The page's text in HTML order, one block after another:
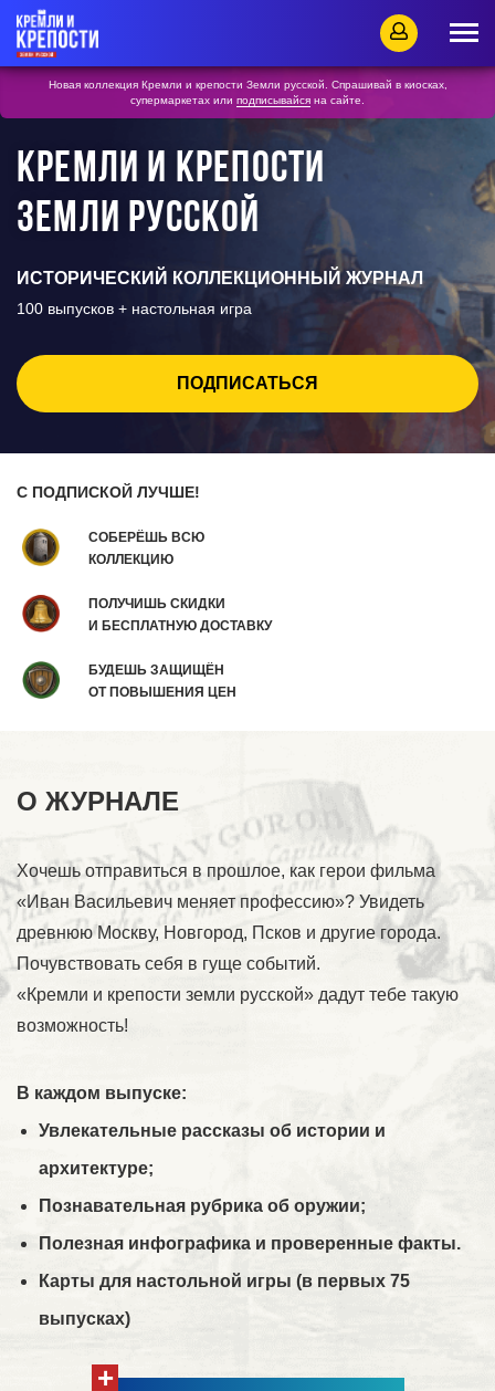
Новая коллекция Кремли и крепости Земли русской. Спрашивай в киосках,
супермаркетах или подписывайся на сайте.
КРЕМЛИ И КРЕПОСТИ
ЗЕМЛИ РУССКОЙ
ИСТОРИЧЕСКИЙ КОЛЛЕКЦИОННЫЙ ЖУРНАЛ
100 выпусков + настольная игра
ПОДПИСАТЬСЯ
С ПОДПИСКОЙ ЛУЧШЕ!
СОБЕРЁШЬ ВСЮ
КОЛЛЕКЦИЮ
ПОЛУЧИШЬ СКИДКИ
И БЕСПЛАТНУЮ ДОСТАВКУ
БУДЕШЬ ЗАЩИЩЁН
ОТ ПОВЫШЕНИЯ ЦЕН
О ЖУРНАЛЕ
Хочешь отправиться в прошлое, как герои фильма
«Иван Васильевич меняет профессию»? Увидеть
древнюю Москву, Новгород, Псков и другие города.
Почувствовать себя в гуще событий.
«Кремли и крепости земли русской» дадут тебе такую
возможность!
В каждом выпуске:
Увлекательные рассказы об истории и
архитектуре;
Познавательная рубрика об оружии;
Полезная инфографика и проверенные факты.
Карты для настольной игры (в первых 75
выпусках)
+